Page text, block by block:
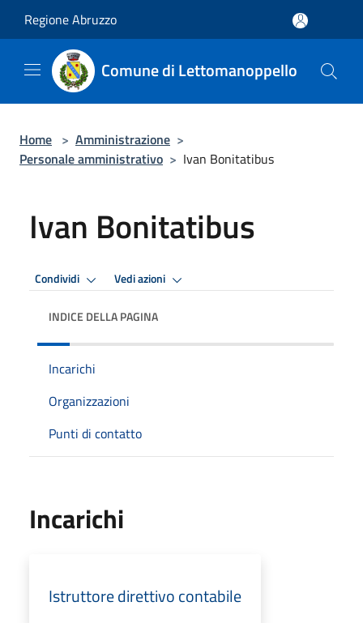
Regione Abruzzo
Comune di Lettomanoppello
Home > Amministrazione >
Personale amministrativo > Ivan Bonitatibus
Ivan Bonitatibus
Condividi Vedi azioni
INDICE DELLA PAGINA
Incarichi
Organizzazioni
Punti di contatto
Incarichi
Istruttore direttivo contabile